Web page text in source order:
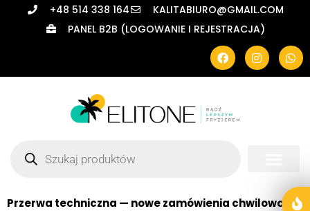
+48 514 338 164
KALITABIURO@GMAIL.COM
PANEL B2B (LOGOWANIE I REJESTRACJA)
Przerwa techniczna — nowe zamówienia chwilowo